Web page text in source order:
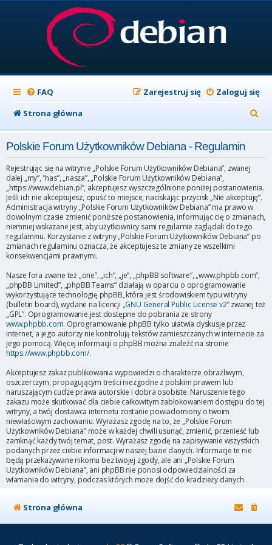
FAQ Zaloguj się
Zarejestruj się
Strona główna
z
j
Polskie Forum Użytkowników Debiana - Regulamin
Rejestrując się na witrynie „Polskie Forum Użytkowników Debiana”, zwanej
dalej „my”, ”nas”, „nasza”, „Polskie Forum Użytkowników Debiana”,
„https://www.debian.pl”, akceptujesz wyszczególnione poniżej postanowienia.
Jeśli ich nie akceptujesz, opuść to miejsce, naciskając przycisk „Nie akceptuję”.
Administracja witryny „Polskie Forum Użytkowników Debiana” ma prawo w
dowolnym czasie zmienić poniższe postanowienia, informując cię o zmianach,
niemniej wskazane jest, aby użytkownicy sami regularnie zaglądali do tego
regulaminu. Korzystanie z witryny „Polskie Forum Użytkowników Debiana” po
zmianach regulaminu oznacza, że akceptujesz te zmiany ze wszelkimi
konsekwencjami prawnymi.
Nasze fora zwane też „one”, „ich”, „je”, „phpBB software”, „www.phpbb.com”,
„phpBB Limited”, „phpBB Teams” działają w oparciu o oprogramowanie
wykorzystujące technologię phpBB, która jest środowiskiem typu witryny
(bulletin board), wydane na licencji „GNU General Public License v2” zwanej też
„GPL”. Oprogramowanie jest dostępne do pobrania ze strony
www.phpbb.com. Oprogramowanie phpBB tylko ułatwia dyskusje przez
internet, a jego autorzy nie kontrolują tekstów zamieszczanych w internecie za
jego pomocą. Więcej informacji o phpBB można znaleźć na stronie
https://www.phpbb.com/.
Akceptujesz zakaz publikowania wypowiedzi o charakterze obraźliwym,
oszczerczym, propagującym treści niezgodne z polskim prawem lub
naruszającym cudze prawa autorskie i dobra osobiste. Naruszenie tego
zakazu może skutkować dla ciebie całkowitym zablokowaniem dostępu do tej
witryny, a twój dostawca internetu zostanie powiadomiony o twoim
niewłaściwym zachowaniu. Wyrażasz zgodę na to, że „Polskie Forum
Użytkowników Debiana” może w każdej chwili usunąć, zmienić, przenieść lub
zamknąć każdy twój temat, post. Wyrażasz zgodę na zapisywanie wszystkich
podanych przez ciebie informacji w naszej bazie danych. Informacje te nie
będą przekazywane nikomu bez twojej zgody, ale ani „Polskie Forum
Użytkowników Debiana”, ani phpBB nie ponosi odpowiedzialności za
włamania do witryny, podczas których może dojść do kradzieży danych.
Strona główna